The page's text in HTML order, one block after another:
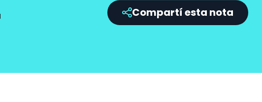
Compartí esta nota